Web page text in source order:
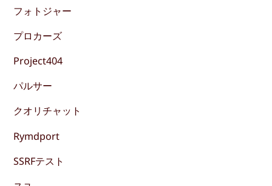
フォトジャー
プロカーズ
Project404
パルサー
クオリチャット
Rymdport
SSRFテスト